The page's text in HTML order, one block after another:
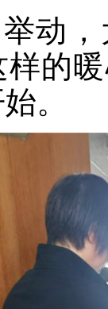
动
样的
。